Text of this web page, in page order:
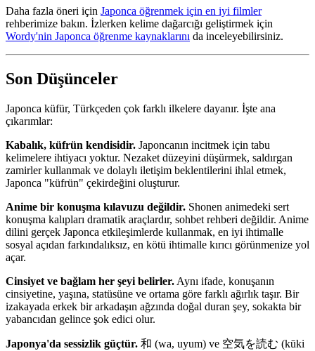
Daha fazla öneri için Japonca öğrenmek için en iyi filmler
rehberimize bakın. İzlerken kelime dağarcığı geliştirmek için
Wordy'nin Japonca öğrenme kaynaklarını da inceleyebilirsiniz.
Son Düşünceler
Japonca küfür, Türkçeden çok farklı ilkelere dayanır. İşte ana
çıkarımlar:
Kabalık, küfrün kendisidir. Japoncanın incitmek için tabu
kelimelere ihtiyacı yoktur. Nezaket düzeyini düşürmek, saldırgan
zamirler kullanmak ve dolaylı iletişim beklentilerini ihlal etmek,
Japonca "küfrün" çekirdeğini oluşturur.
Anime bir konuşma kılavuzu değildir. Shonen animedeki sert
konuşma kalıpları dramatik araçlardır, sohbet rehberi değildir. Anime
dilini gerçek Japonca etkileşimlerde kullanmak, en iyi ihtimalle
sosyal açıdan farkındalıksız, en kötü ihtimalle kırıcı görünmenize yol
açar.
Cinsiyet ve bağlam her şeyi belirler. Aynı ifade, konuşanın
cinsiyetine, yaşına, statüsüne ve ortama göre farklı ağırlık taşır. Bir
izakayada erkek bir arkadaşın ağzında doğal duran şey, sokakta bir
yabancıdan gelince şok edici olur.
Japonya'da sessizlik güçtür. 和 (wa, uyum) ve 空気を読む (kūki